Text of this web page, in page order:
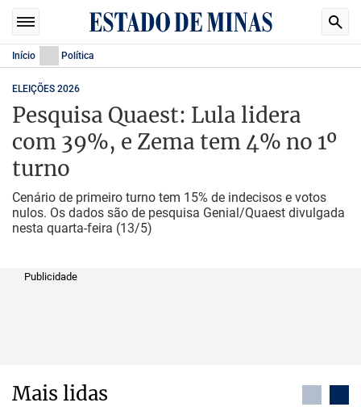
Início Política
ELEIÇÕES 2026
Pesquisa Quaest: Lula lidera
com 39%, e Zema tem 4% no 1º
turno
Cenário de primeiro turno tem 15% de indecisos e votos
nulos. Os dados são de pesquisa Genial/Quaest divulgada
nesta quarta-feira (13/5)
Publicidade
Mais lidas